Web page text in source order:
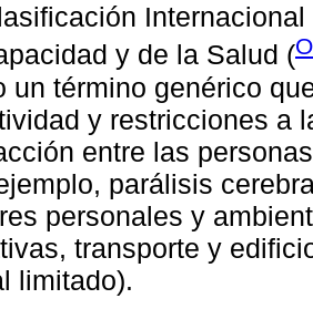
y de la Salud (
un término genérico
y restricciones a
entre las
parálisis
personales y
transporte y
limitado).